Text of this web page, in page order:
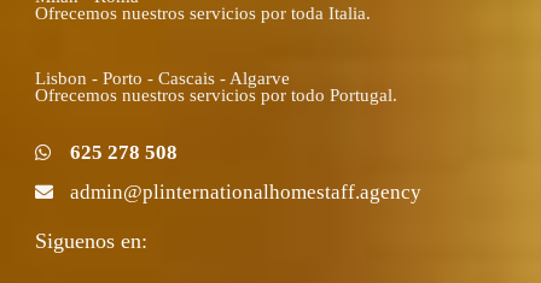
Ofrecemos nuestros servicios por toda Italia.
Lisbon - Porto - Cascais - Algarve
Ofrecemos nuestros servicios por todo Portugal.
625 278 508
admin@plinternationalhomestaff.agency
Siguenos en: